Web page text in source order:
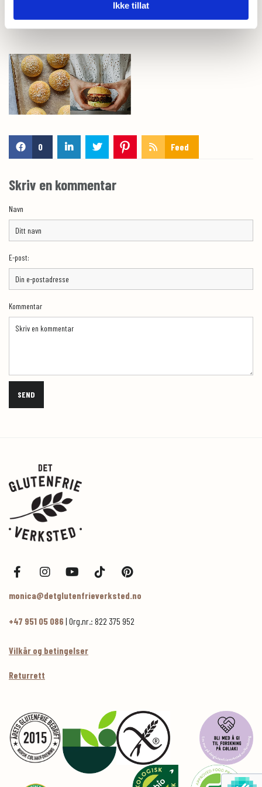
Ikke tillat
og varm lett med skjæreflaten ned i stekepannen eller på grillen.
0 Feed
Skriv en kommentar
Navn
E-post:
Kommentar
monica@detglutenfrieverksted.no
+47 951 05 086 | Org.nr.: 822 375 952
Vilkår og betingelser
Returrett